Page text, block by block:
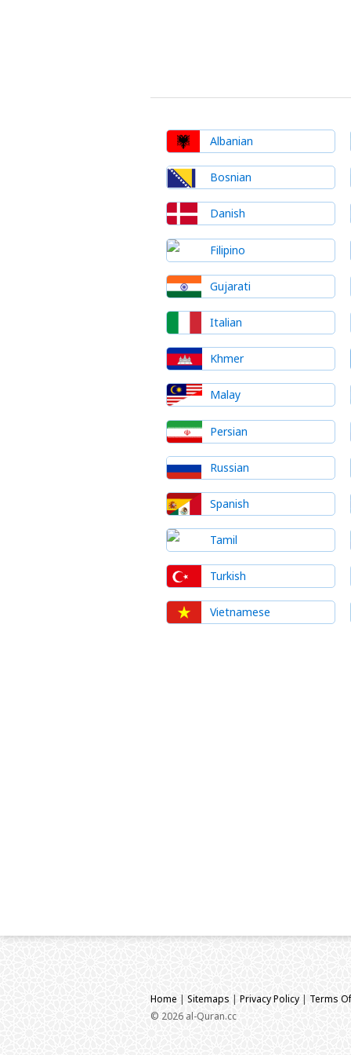
Albanian
Bosnian
Danish
Filipino
Gujarati
Italian
Khmer
Malay
Persian
Russian
Spanish
Tamil
Turkish
Vietnamese
Home | Sitemaps | Privacy Policy | Terms
© 2026 al-Quran.cc